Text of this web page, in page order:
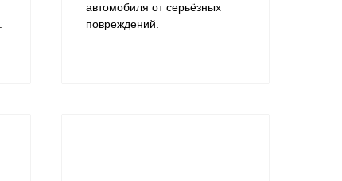
автомобиля от серьёзных
повреждений.